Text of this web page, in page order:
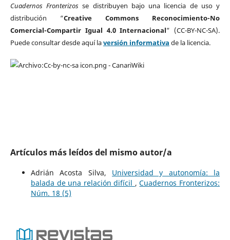
Cuadernos Fronterizos se distribuyen bajo una licencia de uso y
distribución “Creative Commons Reconocimiento-No
Comercial-Compartir Igual 4.0 Internacional” (CC-BY-NC-SA).
Puede consultar desde aquí laversión informativa de la licencia.
Artículos más leídos del mismo autor/a
Adrián Acosta Silva, Universidad y autonomía: la
balada de una relación difícil ,Cuadernos Fronterizos:
Núm. 18 (5)